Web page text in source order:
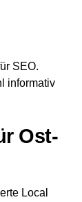
SEO.
infor­ma­tiv
Ost­
Local